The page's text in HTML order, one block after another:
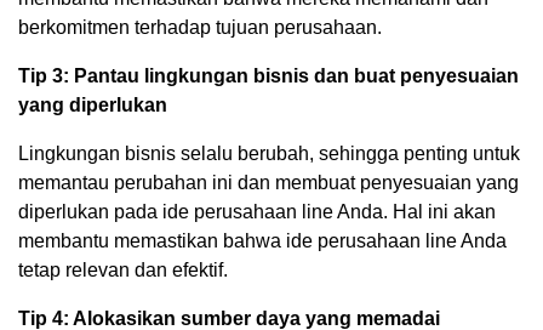
berkomitmen terhadap tujuan perusahaan.
Tip 3: Pantau lingkungan bisnis dan buat penyesuaian
yang diperlukan
Lingkungan bisnis selalu berubah, sehingga penting untuk
memantau perubahan ini dan membuat penyesuaian yang
diperlukan pada ide perusahaan line Anda. Hal ini akan
membantu memastikan bahwa ide perusahaan line Anda
tetap relevan dan efektif.
Tip 4: Alokasikan sumber daya yang memadai